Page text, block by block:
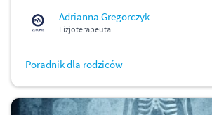
Adrianna Gregorczyk
Fizjoterapeuta
Poradnik dla rodziców